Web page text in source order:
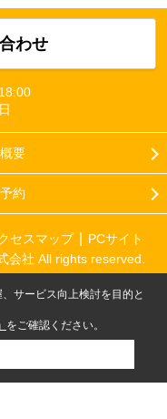
わせ
要
約
セスマップ
PCサイト
会社 All rights reserved.
サービス向上検討を目的と
をご確認ください。